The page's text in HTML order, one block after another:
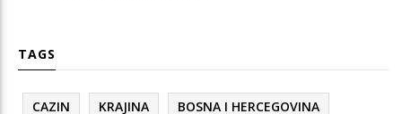
TAGS
CAZIN KRAJINA BOSNA I HERCEGOVINA